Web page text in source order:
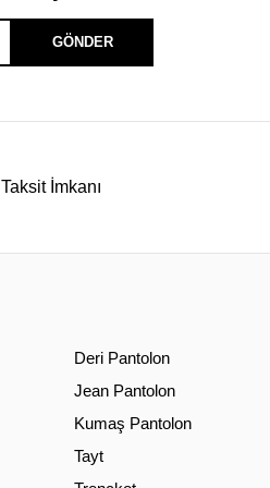
GÖNDER
Taksit İmkanı
Deri Pantolon
Jean Pantolon
Kumaş Pantolon
Tayt